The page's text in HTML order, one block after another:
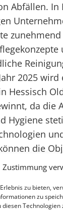
Zustimmung
zu bieten,
zu
diesen
Abfällen. In
2025
Hessisch
da die
Hygiene
die
gepflegt
attraktives